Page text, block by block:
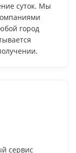
суток. Мы
город
сервис